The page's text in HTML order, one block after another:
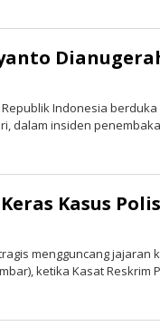
Indonesia
dalam insiden
Kasus
mengguncang jajaran
ketika Kasat Reskrim